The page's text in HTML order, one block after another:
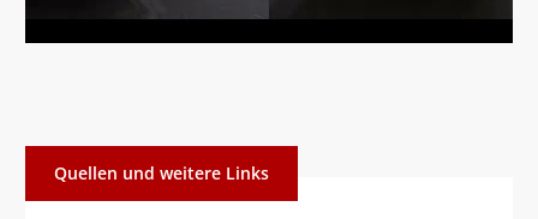
Quellen und weitere Links